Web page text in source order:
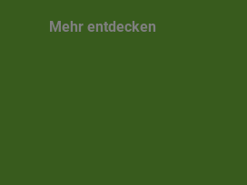
Mehr entdecken